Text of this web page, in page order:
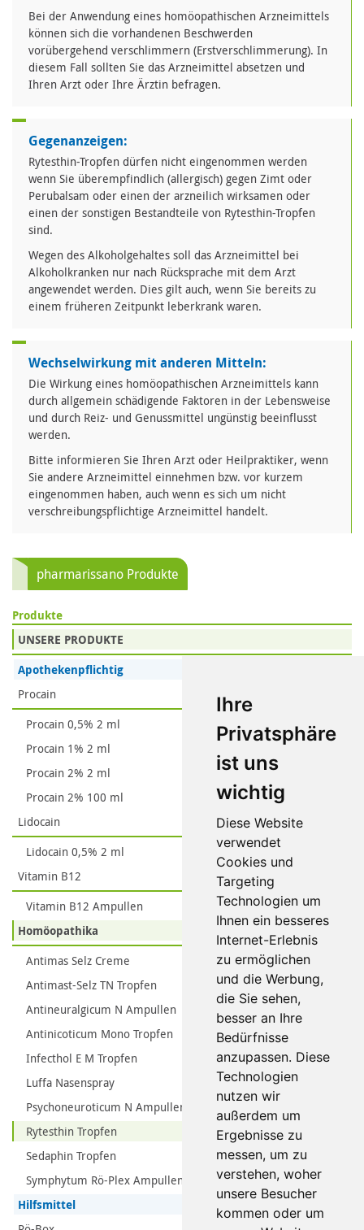
Ihre
Privatsphäre
ist uns
wichtig
Diese Website
verwendet
Cookies und
Targeting
Technologien um
Ihnen ein besseres
Internet-Erlebnis
zu ermöglichen
und die Werbung,
die Sie sehen,
besser an Ihre
Bedürfnisse
anzupassen. Diese
Technologien
nutzen wir
außerdem um
Ergebnisse zu
messen, um zu
verstehen, woher
unsere Besucher
kommen oder um
Bei der Anwendung eines homöopathischen Arzneimittels
können sich die vorhandenen Beschwerden
vorübergehend verschlimmern (Erstverschlimmerung). In
diesem Fall sollten Sie das Arzneimittel absetzen und
Ihren Arzt oder Ihre Ärztin befragen.
Gegenanzeigen:
Rytesthin-Tropfen dürfen nicht eingenommen werden
wenn Sie überempfindlich (allergisch) gegen Zimt oder
Perubalsam oder einen der arzneilich wirksamen oder
einen der sonstigen Bestandteile von Rytesthin-Tropfen
sind.
Wegen des Alkoholgehaltes soll das Arzneimittel bei
Alkoholkranken nur nach Rücksprache mit dem Arzt
angewendet werden. Dies gilt auch, wenn Sie bereits zu
einem früheren Zeitpunkt leberkrank waren.
Wechselwirkung mit anderen Mitteln:
Die Wirkung eines homöopathischen Arzneimittels kann
durch allgemein schädigende Faktoren in der Lebensweise
und durch Reiz- und Genussmittel ungünstig beeinflusst
werden.
Bitte informieren Sie Ihren Arzt oder Heilpraktiker, wenn
Sie andere Arzneimittel einnehmen bzw. vor kurzem
eingenommen haben, auch wenn es sich um nicht
verschreibungspflichtige Arzneimittel handelt.
pharmarissano Produkte
Produkte
UNSERE PRODUKTE
Apothekenpflichtig
Procain
Procain 0,5% 2 ml
Procain 1% 2 ml
Procain 2% 2 ml
Procain 2% 100 ml
Lidocain
Lidocain 0,5% 2 ml
Vitamin B12
Vitamin B12 Ampullen
Homöopathika
Antimas Selz Creme
Antimast-Selz TN Tropfen
Antineuralgicum N Ampullen
Antinicoticum Mono Tropfen
Infecthol E M Tropfen
Luffa Nasenspray
Psychoneuroticum N Ampullen
Rytesthin Tropfen
Sedaphin Tropfen
Symphytum Rö-Plex Ampullen
Hilfsmittel